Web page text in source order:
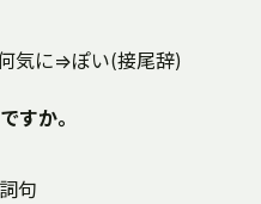
気に⇒ぽい(接尾辞)
すか。
句